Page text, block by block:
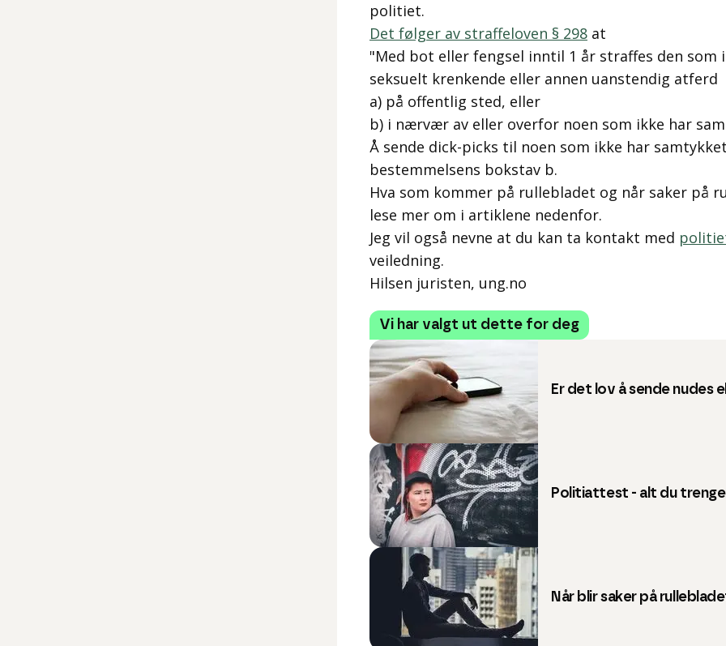
politiet.
Det følger av straffeloven § 298 at
"Med bot eller fengsel inntil 1 år straffes den
seksuelt krenkende eller annen uanstendig atferd
a) på offentlig sted, eller
b) i nærvær av eller overfor noen som ikke har
Å sende dick-picks til noen som ikke har
bestemmelsens bokstav b.
Hva som kommer på rullebladet og når saker på
lese mer om i artiklene nedenfor.
Jeg vil også nevne at du kan ta kontakt med
veiledning.
Hilsen juristen, ung.no
Vi har valgt ut dette for deg
Er det lov å sende nudes
Politiattest - alt du
Når blir saker på